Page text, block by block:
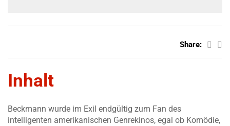
Share:
Inhalt
Beckmann wurde im Exil endgültig zum Fan des
intelligenten amerikanischen Genrekinos, egal ob Komödie,